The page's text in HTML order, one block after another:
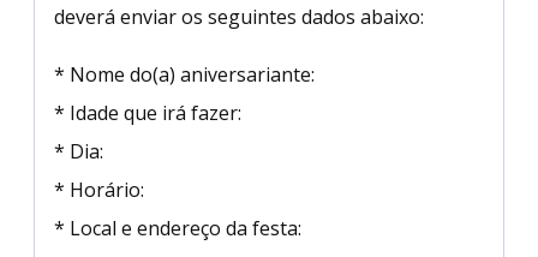
deverá enviar os seguintes dados abaixo:
* Nome do(a) aniversariante:
* Idade que irá fazer:
* Dia:
* Horário:
* Local e endereço da festa: